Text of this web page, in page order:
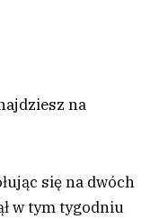
na
się na dwóch
w tym tygodniu